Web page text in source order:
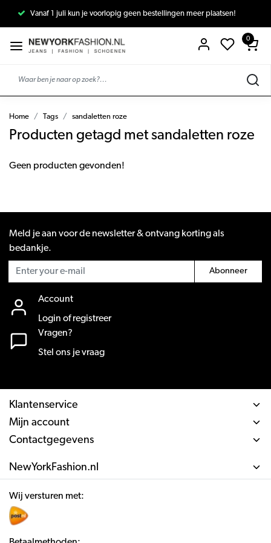
Vanaf 1 juli kun je voorlopig geen bestellingen meer plaatsen!
0
Home Tags sandaletten roze
Producten getagd met sandaletten roze
Geen producten gevonden!
Meld je aan voor de newsletter & ontvang korting als
bedankje.
Abonneer
Account
Login of registreer
Vragen?
Stel ons je vraag
Klantenservice
Mijn account
Contactgegevens
NewYorkFashion.nl
Wij versturen met: